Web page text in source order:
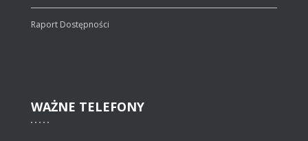
Raport Dostępności
WAŻNE TELEFONY